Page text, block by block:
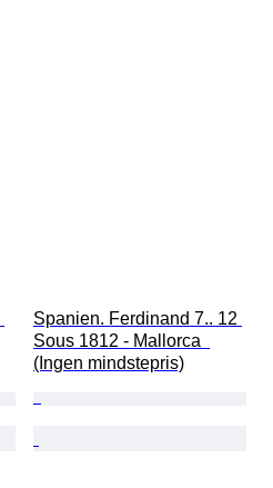
Spanien. Ferdinand 7.. 12
Sous 1812 - Mallorca
(Ingen mindstepris)